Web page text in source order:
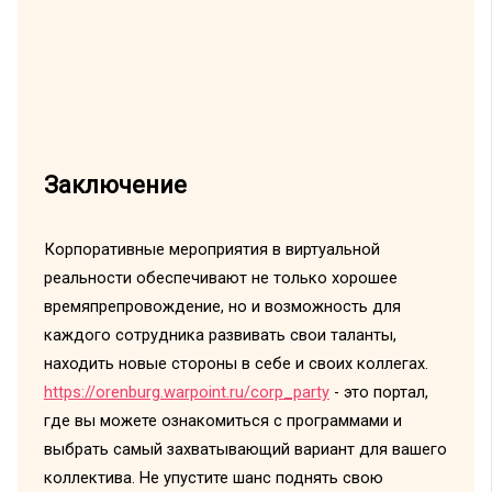
Заключение
Корпоративные мероприятия в виртуальной
реальности обеспечивают не только хорошее
времяпрепровождение, но и возможность для
каждого сотрудника развивать свои таланты,
находить новые стороны в себе и своих коллегах.
https://orenburg.warpoint.ru/corp_party- это портал,
где вы можете ознакомиться с программами и
выбрать самый захватывающий вариант для вашего
коллектива. Не упустите шанс поднять свою